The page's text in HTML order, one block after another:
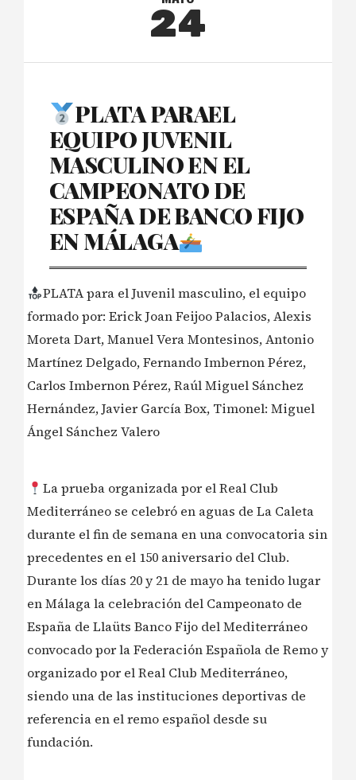
24
PLATA PARAEL
EQUIPO JUVENIL
MASCULINO EN EL
CAMPEONATO DE
ESPAÑA DE BANCO FIJO
EN MÁLAGA
PLATA para el Juvenil masculino, el equipo
formado por: Erick Joan Feijoo Palacios, Alexis
Moreta Dart, Manuel Vera Montesinos, Antonio
Martínez Delgado, Fernando Imbernon Pérez,
Carlos Imbernon Pérez, Raúl Miguel Sánchez
Hernández, Javier García Box, Timonel: Miguel
Ángel Sánchez Valero
La prueba organizada por el Real Club
Mediterráneo se celebró en aguas de La Caleta
durante el fin de semana en una convocatoria sin
precedentes en el 150 aniversario del Club.
Durante los días 20 y 21 de mayo ha tenido lugar
en Málaga la celebración del Campeonato de
España de Llaüts Banco Fijo del Mediterráneo
convocado por la Federación Española de Remo y
organizado por el Real Club Mediterráneo,
siendo una de las instituciones deportivas de
referencia en el remo español desde su
fundación.